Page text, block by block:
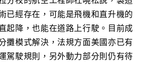
已經存在，可能是飛機和直升機的
起降，也能在道路上行駛。目前成
攤模式解決，法規方面美國亦已有
駕駛規則，另外動力部分則仍有待